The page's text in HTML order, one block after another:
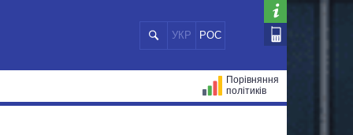
УКР РОС
Порівняння
політиків